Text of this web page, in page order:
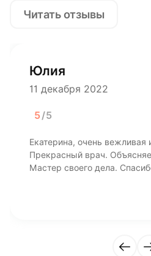
Читать отзывы
Юлия
11 декабря 2022
5/5
Екатерина, очень вежливая
Прекрасный врач.
Мастер своего дела.